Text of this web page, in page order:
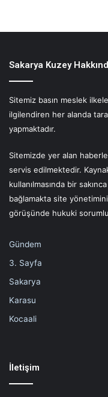
Sakarya Kuzey
Sitemiz basın meslek
ilgilendiren her alanda
yapmaktadır.
Sitemizde yer alan
servis edilmektedir.
kullanılmasında bir
bağlamakta site
görüşünde hukuki
Gündem
3. Sayfa
Sakarya
Karasu
Kocaali
İletişim